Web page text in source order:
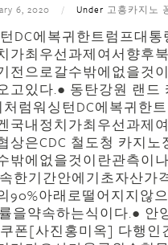
6, 2020 / Under 고흥카지노
DC에복귀한트럼프대통
가최우선과제여서향후북
전으로갈수밖에없을것이
고있다.● 동탄강원 랜드
럼워싱턴DC에복귀한
국내정치가최우선과제여
상은CDC 철도청 카지노
밖에없을것이란관측이나
한기간안에기초자산가
90%아래로떨어지지않
을약속하는식이다.● 안
폰[사진홍미옥] 다행인